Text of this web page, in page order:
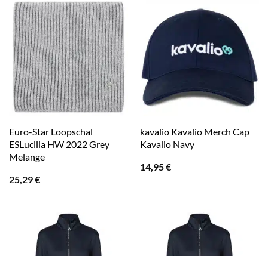
Euro-Star Loopschal
ESLucilla HW 2022 Grey
Melange
25,29€
kavalio Kavalio Merch Cap
Kavalio Navy
14,95€